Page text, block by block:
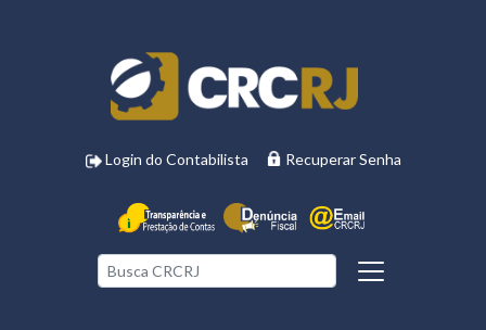
Login do Contabilista Recuperar Senha